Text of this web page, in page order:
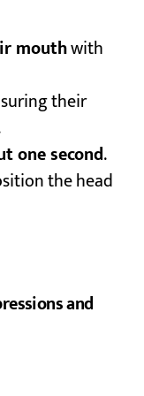
mouthwith
their
one second.
the head
and